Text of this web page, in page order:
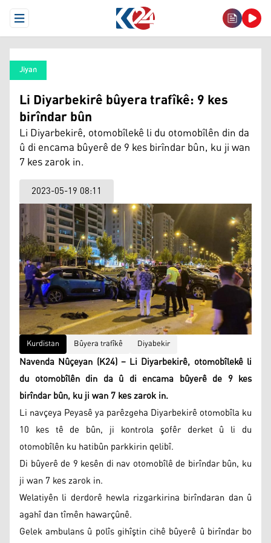
Open Menu
Jiyan
Li Diyarbekirê bûyera trafîkê: 9 kes
birîndar bûn
Li Diyarbekirê, otomobîlekê li du otomobîlên din da
û di encama bûyerê de 9 kes birîndar bûn, ku ji wan
7 kes zarok in.
2023-05-19 08:11
Kurdistan Bûyera trafîkê Diyabekir
Navenda Nûçeyan (K24) – Li Diyarbekirê, otomobîlekê li
du otomobîlên din da û di encama bûyerê de 9 kes
birîndar bûn, ku ji wan 7 kes zarok in.
Li navçeya Peyasê ya parêzgeha Diyarbekirê otomobîla ku
10 kes tê de bûn, ji kontrola şofêr derket û li du
otomobîlên ku hatibûn parkkirin qelibî.
Di bûyerê de 9 kesên di nav otomobîlê de birîndar bûn, ku
ji wan 7 kes zarok in.
Welatiyên li derdorê hewla rizgarkirina birîndaran dan û
agahî dan tîmên hawarçûnê.
Gelek ambulans û polîs gihîştin cihê bûyerê û birîndar bo